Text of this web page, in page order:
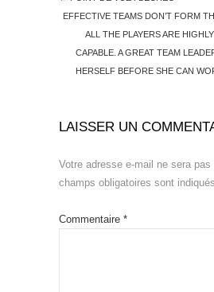
EFFECTIVE TEAMS DON’T FORM
ALL THE PLAYERS ARE
CAPABLE. A GREAT TEAM
HERSELF BEFORE SHE CAN
LAISSER UN
Votre adresse e-mail ne sera pas
champs obligatoires sont
Commentaire *